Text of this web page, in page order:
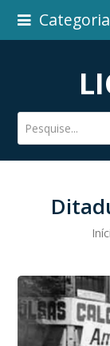
Pesquise...